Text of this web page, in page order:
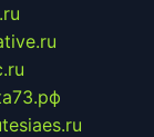
tesiaes.ru